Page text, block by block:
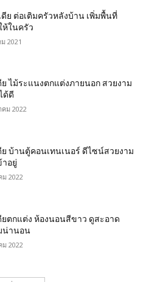
ดีย ต่อเติมครัวหลังบ้าน เพิ่มพื้นที่
ห้ในครัว
2021
ย ไม้ระแนงตกแต่งภายนอก สวยงาม
ด้ดี
คม 2022
ย บ้านตู้คอนเทนเนอร์ ดีไซน์สวยงาม
าอยู่
2022
ยตกแต่ง ห้องนอนสีขาว ดูสะอาด
น่านอน
2022